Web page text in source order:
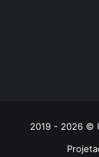
2019 - 2026 ©